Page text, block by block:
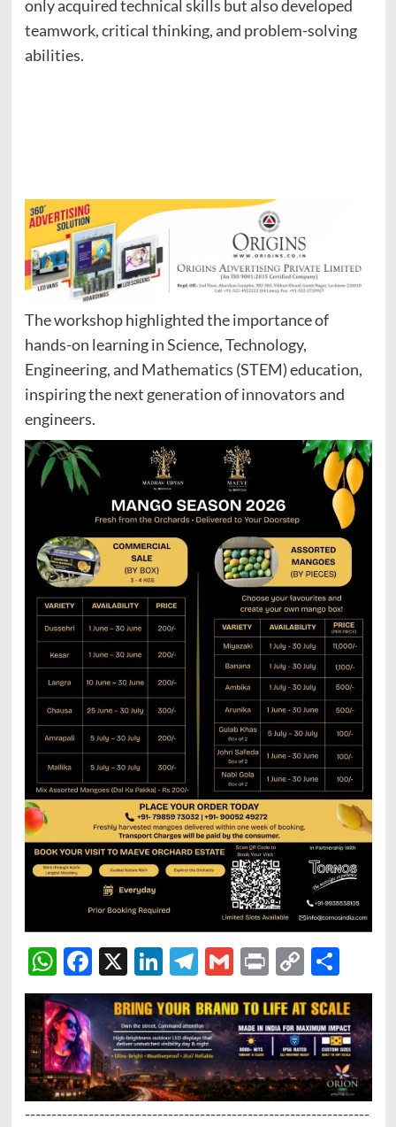
only acquired technical skills but also developed
teamwork, critical thinking, and problem-solving
abilities.
The workshop highlighted the importance of
hands-on learning in Science, Technology,
Engineering, and Mathematics (STEM) education,
inspiring the next generation of innovators and
engineers.
WhatsApp
Facebook
X LinkedIn
Telegram
Gmail
Print
Copy
Link
-----------------------------------------------------------------